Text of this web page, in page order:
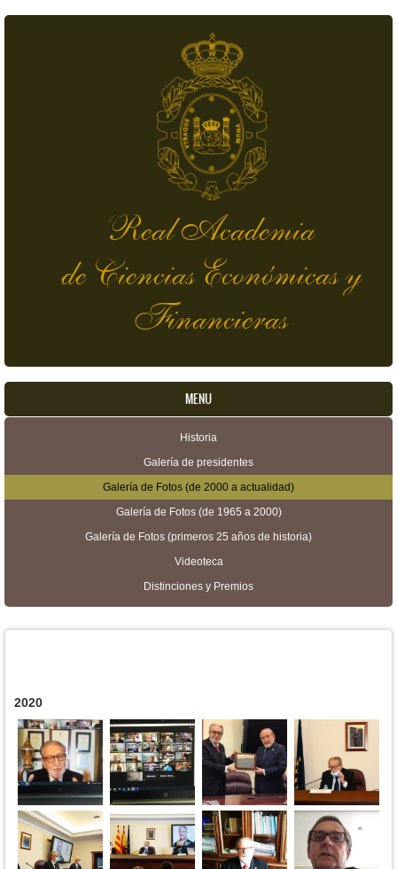
Real Academia
de Ciencias Económicas y
Financieras
MENU
Historia
Galería de presidentes
Galería de Fotos (de 2000 a actualidad)
Galería de Fotos (de 1965 a 2000)
Galería de Fotos (primeros 25 años de historia)
Videoteca
Distinciones y Premios
2020